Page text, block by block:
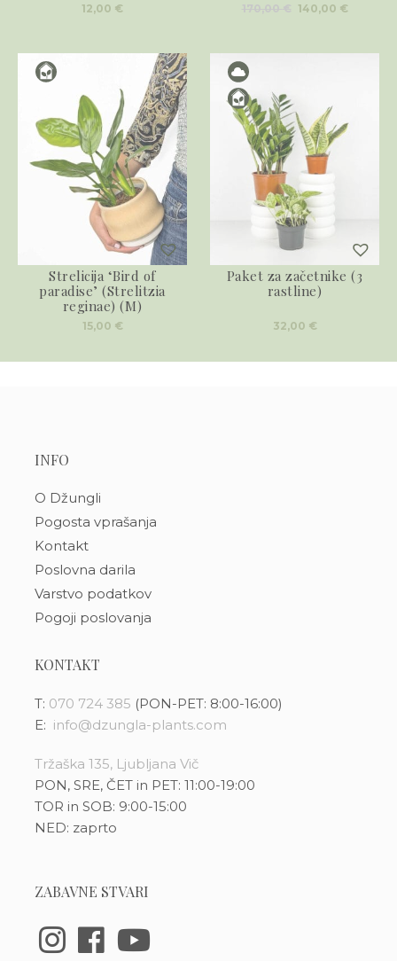
12,00 €
Izvirna
cena
170,00 €.
140,00 €
Strelicija ‘Bird of
paradise’ (Strelitzia
reginae) (M)
15,00 €
Paket za začetnike (3
rastline)
32,00 €
INFO
O Džungli
Pogosta vprašanja
Kontakt
Poslovna darila
Varstvo podatkov
Pogoji poslovanja
KONTAKT
T: 070 724 385 (PON-PET: 8:00-16:00)
E: info@dzungla-plants.com
Tržaška 135, Ljubljana Vič
PON, SRE, ČET in PET: 11:00-19:00
TOR in SOB: 9:00-15:00
NED: zaprto
ZABAVNE STVARI